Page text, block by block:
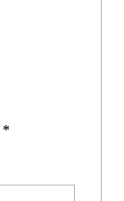
*